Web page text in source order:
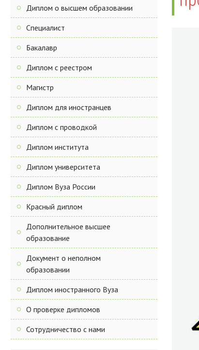
Диплом о высшем образовании
Специалист
Бакалавр
Диплом с реестром
Магистр
Диплом для иностранцев
Диплом с проводкой
Диплом института
Диплом университета
Диплом Вуза России
Красный диплом
Дополнительное высшее
образование
Документ о неполном
образовании
Диплом иностранного Вуза
О проверке дипломов
Сотрудничество с нами